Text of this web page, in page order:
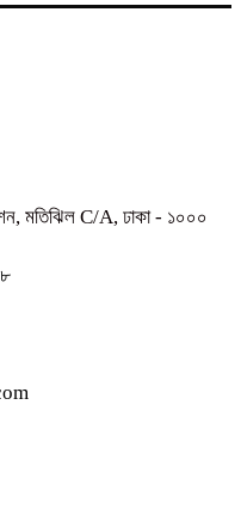
মতিঝিল C/A, ঢাকা - ১০০০